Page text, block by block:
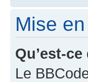
Mise
Qu’est-
Le